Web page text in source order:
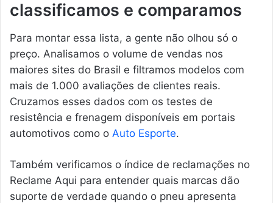
classificamos e comparamos
Para montar essa lista, a gente não olhou só o
preço. Analisamos o volume de vendas nos
maiores sites do Brasil e filtramos modelos com
mais de 1.000 avaliações de clientes reais.
Cruzamos esses dados com os testes de
resistência e frenagem disponíveis em portais
automotivos como o Auto Esporte.
Também verificamos o índice de reclamações no
Reclame Aqui para entender quais marcas dão
suporte de verdade quando o pneu apresenta